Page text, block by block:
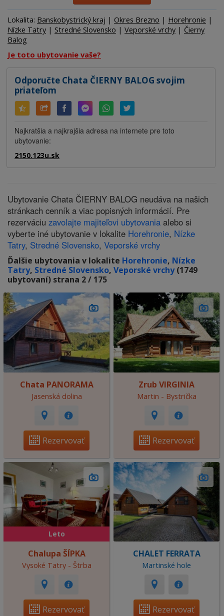
Lokalita: Banskobystrický kraj | Okres Brezno | Horehronie |
Nízke Tatry | Stredné Slovensko | Veporské vrchy | Čierny
Balog
Je toto ubytovanie vaše?
Odporučte Chata ČIERNY BALOG svojim
priateľom
Najkratšia a najkrajšia adresa na internete pre toto
ubytovanie:
2150.123u.sk
Ubytovanie Chata ČIERNY BALOG neudáva na našich
stránkach cenník a viac popisných informácií. Pre
rezerváciu zavolajte majiteľovi ubytovania alebo si
vyberte iné ubytovanie v lokalite Horehronie, Nízke
Tatry, Stredné Slovensko, Veporské vrchy
Ďalšie ubytovania v lokalite Horehronie, Nízke
Tatry, Stredné Slovensko, Veporské vrchy(1749
ubytovaní) strana 2 / 175
Chata PANORAMA
Jasenská dolina
Rezervovať
Zrub VIRGINIA
Martin - Bystrička
Rezervovať
Leto
Chalupa ŠÍPKA
Vysoké Tatry - Štrba
Rezervovať
CHALET FERRATA
Martinské hole
Rezervovať